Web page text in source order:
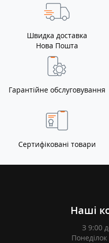
Швидка доставка
Нова Пошта
Гарантійне обслуговування
Сертифіковані товари
Наші
З 9:00